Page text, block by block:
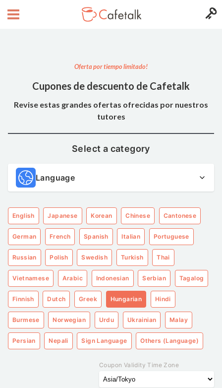
Oferta por tiempo limitado!
Cupones de descuento de Cafetalk
Revise estas grandes ofertas ofrecidas por nuestros
tutores
Select a category
Language
English Japanese Korean Chinese Cantonese
German French Spanish Italian Portuguese
Russian Polish Swedish Turkish Thai
Vietnamese Arabic Indonesian Serbian Tagalog
Finnish Dutch Greek Hungarian Hindi
Burmese Norwegian Urdu Ukrainian Malay
Persian Nepali Sign Language Others (Language)
Coupon Validity Time Zone